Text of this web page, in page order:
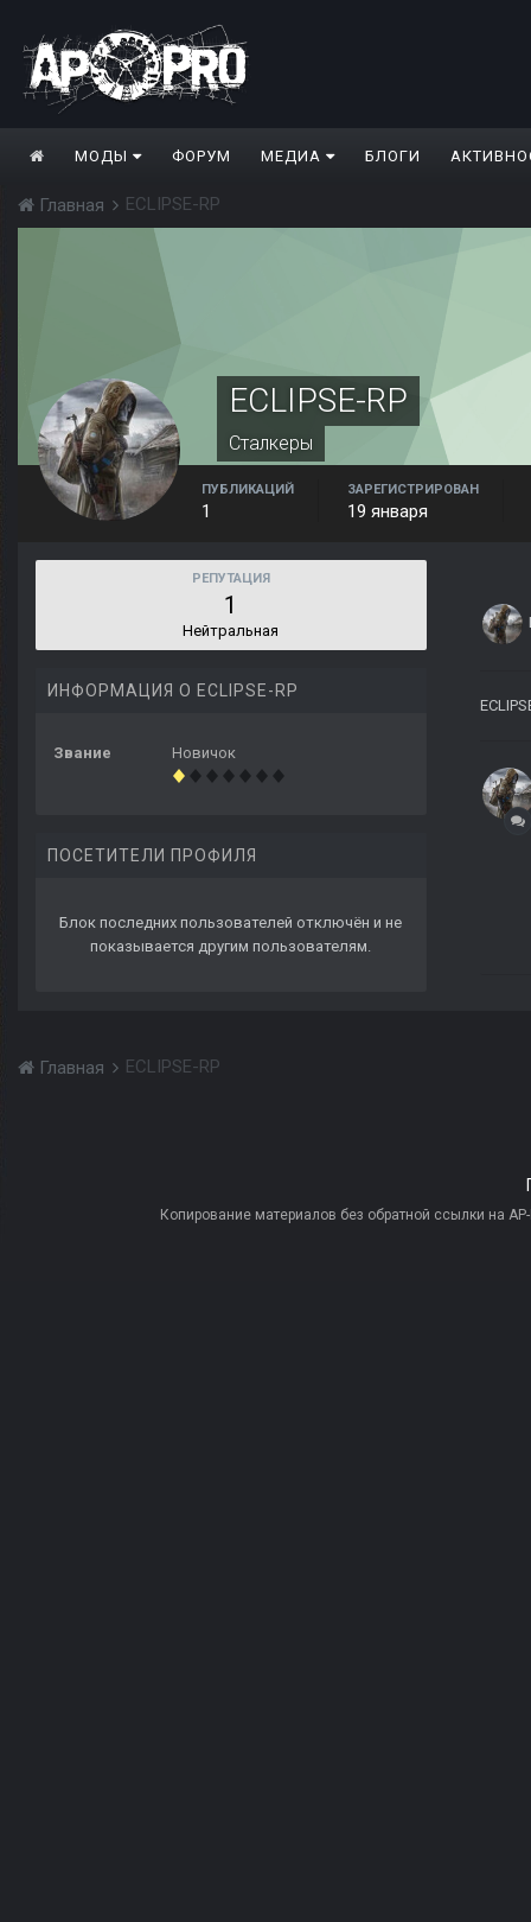
МОДЫ ФОРУМ МЕДИА БЛОГИ
Главная ECLIPSE-RP
ECLIPSE-RP
Сталкеры
ПУБЛИКАЦИЙ
1
ЗАРЕГИСТРИРОВАН
19 января
РЕПУТАЦИЯ
1
Нейтральная
ИНФОРМАЦИЯ О ECLIPSE-RP
Звание Новичок
ПОСЕТИТЕЛИ ПРОФИЛЯ
Блок последних пользователей отключён и не
показывается другим пользователям.
Главная ECLIPSE-RP
Копирование материалов без обратной ссылки на